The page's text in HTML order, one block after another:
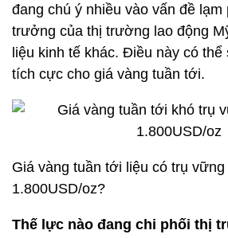
đang chú ý nhiều vào vấn đề
trưởng của thị trường lao động
liệu kinh tế khác. Điều này có
tích cực cho giá vàng tuần tới.
Giá vàng tuần tới liệu có trụ
1.800USD/oz?
Thế lực nào đang chi phối thị